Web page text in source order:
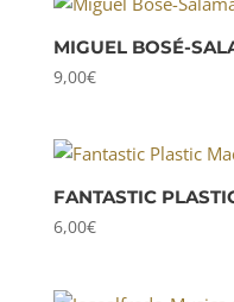
MIGUEL BOSÉ-
9,00€
FANTASTIC
6,00€